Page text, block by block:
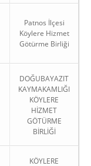
Patnos İlçesi
Köylere Hizmet
Götürme Birliği
DOĞUBAYAZIT
KAYMAKAMLIĞI
KÖYLERE
HİZMET
GÖTÜRME
BİRLİĞİ
KÖYLERE